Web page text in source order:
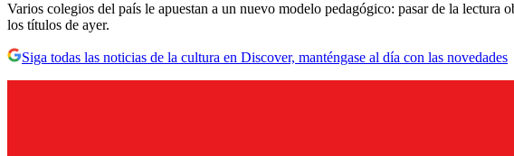
Varios colegios del país le apuestan a un nuevo modelo pedagógico: pasar de la
los títulos de ayer.
Siga todas las noticias de la cultura en Discover, manténgase al día con las novedades